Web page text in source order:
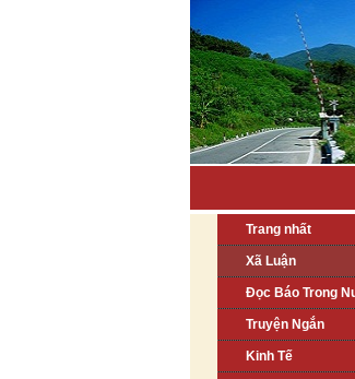
Trang nhất
Xã Luận
Đọc Báo Trong
Truyện Ngắn
Kinh Tế